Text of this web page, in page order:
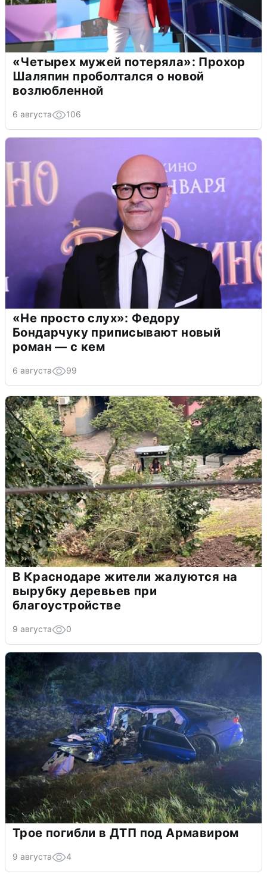
«Четырех мужей потеряла»: Прохор
Шаляпин проболтался о новой
возлюбленной
6 августа 106
«Не просто слух»: Федору
Бондарчуку приписывают новый
роман — с кем
6 августа 99
В Краснодаре жители жалуются на
вырубку деревьев при
благоустройстве
9 августа 0
Трое погибли в ДТП под Армавиром
9 августа 4